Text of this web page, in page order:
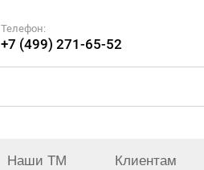
Телефон:
+7 (499) 271-65-52
Наши ТМ Клиентам